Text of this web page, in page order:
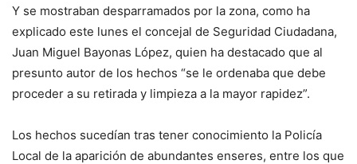
Y se mostraban desparramados por la zona, como ha
explicado este lunes el concejal de Seguridad Ciudadana,
Juan Miguel Bayonas López, quien ha destacado que al
presunto autor de los hechos “se le ordenaba que debe
proceder a su retirada y limpieza a la mayor rapidez”.
Los hechos sucedían tras tener conocimiento la Policía
Local de la aparición de abundantes enseres, entre los que